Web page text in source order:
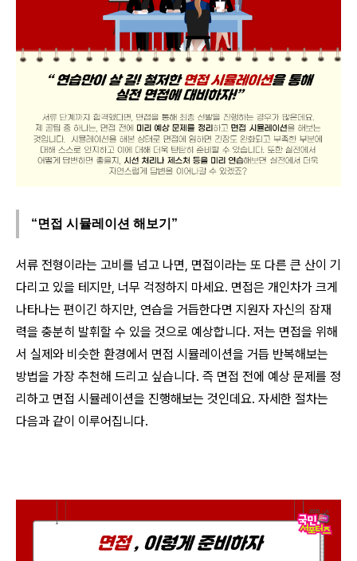
“면접 시뮬레이션 해보기”
서류 전형이라는 고비를 넘고 나면, 면접이라는 또 다른 큰 산이 기
다리고 있을 테지만, 너무 걱정하지 마세요. 면접은 개인차가 크게
나타나는 편이긴 하지만, 연습을 거듭한다면 지원자 자신의 잠재
력을 충분히 발휘할 수 있을 것으로 예상합니다. 저는 면접을 위해
서 실제와 비슷한 환경에서 면접 시뮬레이션을 거듭 반복해보는
방법을 가장 추천해 드리고 싶습니다. 즉 면접 전에 예상 문제를 정
리하고 면접 시뮬레이션을 진행해보는 것인데요. 자세한 절차는
다음과 같이 이루어집니다.